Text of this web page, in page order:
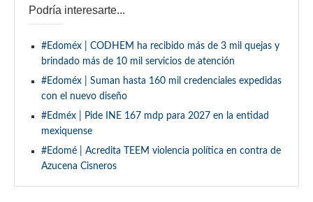
Podría interesarte...
#Edoméx | CODHEM ha recibido más de 3 mil quejas y
brindado más de 10 mil servicios de atención
#Edoméx | Suman hasta 160 mil credenciales expedidas
con el nuevo diseño
#Edméx | Pide INE 167 mdp para 2027 en la entidad
mexiquense
#Edomé | Acredita TEEM violencia política en contra de
Azucena Cisneros